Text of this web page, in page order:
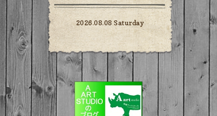
2026.08.08 Saturday